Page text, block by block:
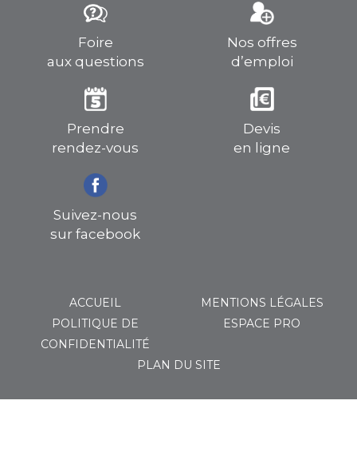
Foire
aux questions
Nos offres
d’emploi
Prendre
rendez-vous
Devis
en ligne
Suivez-nous
sur facebook
ACCUEIL
MENTIONS LÉGALES
POLITIQUE DE
CONFIDENTIALITÉ
ESPACE PRO
PLAN DU SITE